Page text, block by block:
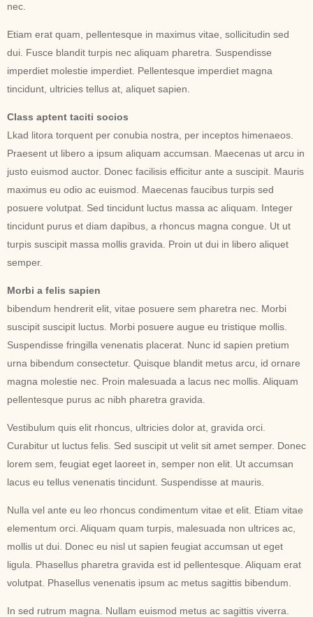
nec.
Etiam erat quam, pellentesque in maximus vitae, sollicitudin sed
dui. Fusce blandit turpis nec aliquam pharetra. Suspendisse
imperdiet molestie imperdiet. Pellentesque imperdiet magna
tincidunt, ultricies tellus at, aliquet sapien.
Class aptent taciti socios
Lkad litora torquent per conubia nostra, per inceptos himenaeos.
Praesent ut libero a ipsum aliquam accumsan. Maecenas ut arcu in
justo euismod auctor. Donec facilisis efficitur ante a suscipit. Mauris
maximus eu odio ac euismod. Maecenas faucibus turpis sed
posuere volutpat. Sed tincidunt luctus massa ac aliquam. Integer
tincidunt purus et diam dapibus, a rhoncus magna congue. Ut ut
turpis suscipit massa mollis gravida. Proin ut dui in libero aliquet
semper.
Morbi a felis sapien
bibendum hendrerit elit, vitae posuere sem pharetra nec. Morbi
suscipit suscipit luctus. Morbi posuere augue eu tristique mollis.
Suspendisse fringilla venenatis placerat. Nunc id sapien pretium
urna bibendum consectetur. Quisque blandit metus arcu, id ornare
magna molestie nec. Proin malesuada a lacus nec mollis. Aliquam
pellentesque purus ac nibh pharetra gravida.
Vestibulum quis elit rhoncus, ultricies dolor at, gravida orci.
Curabitur ut luctus felis. Sed suscipit ut velit sit amet semper. Donec
lorem sem, feugiat eget laoreet in, semper non elit. Ut accumsan
lacus eu tellus venenatis tincidunt. Suspendisse at mauris.
Nulla vel ante eu leo rhoncus condimentum vitae et elit. Etiam vitae
elementum orci. Aliquam quam turpis, malesuada non ultrices ac,
mollis ut dui. Donec eu nisl ut sapien feugiat accumsan ut eget
ligula. Phasellus pharetra gravida est id pellentesque. Aliquam erat
volutpat. Phasellus venenatis ipsum ac metus sagittis bibendum.
In sed rutrum magna. Nullam euismod metus ac sagittis viverra.